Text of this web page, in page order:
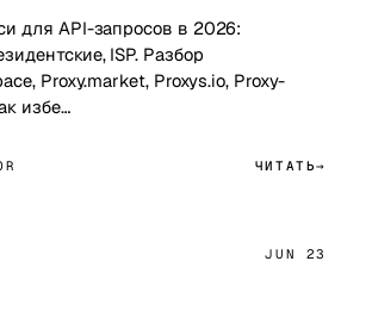
для API-запросов в 2026:
ISP. Разбор
Proxy.market, Proxys.io, Proxy-
избе…
ЧИТАТЬ
JUN 23